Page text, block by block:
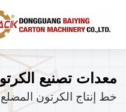
معدات تصنيع
خط إنتاج الكرتون